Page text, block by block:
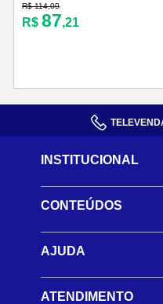
R$ 114,00
R$ 87,21
INSTITUCIONAL
CONTEÚDOS
AJUDA
ATENDIMENTO